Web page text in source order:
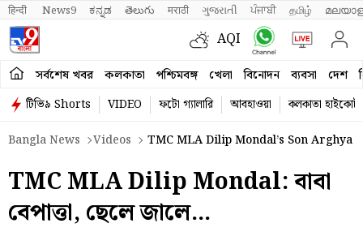
हिन्दी News9 ಕನ್ನಡ తెలుగు मराठी ગુજરાતી ਪੰਜਾਬੀ தமிழ்
AQI
সর্বশেষ খবর কলকাতা পশ্চিমবঙ্গ খেলা বিনোদন ব্যবসা দেশ
টিভি৯ Shorts VIDEO ফটো গ্যালারি আবহাওয়া
কলকাতা হাইকোর্ট
Bangla News
Videos TMC MLA Dilip Mondal’s Son
TMC MLA Dilip Mondal: বাবা
বেপাত্তা, ছেলে জালে…